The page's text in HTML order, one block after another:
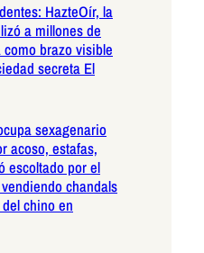
HazteOír, la
a millones de
brazo visible
secreta El
sexagenario
acoso, estafas,
escoltado por el
chandals
chino en